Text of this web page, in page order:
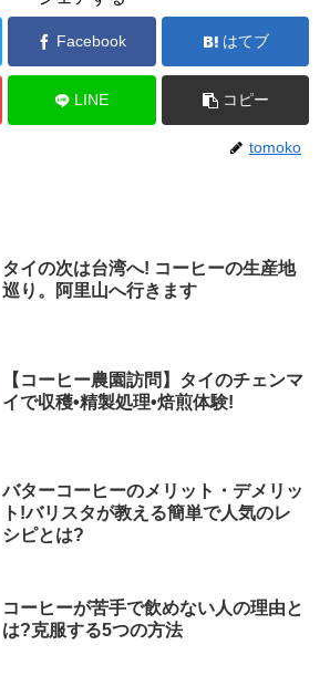
Facebook はてブ
LINE コピー
tomoko
タイの次は台湾へ! コーヒーの生産地
巡り。阿里山へ行きます
【コーヒー農園訪問】タイのチェンマ
イで収穫•精製処理•焙煎体験!
バターコーヒーのメリット・デメリッ
ト!バリスタが教える簡単で人気のレ
シピとは?
コーヒーが苦手で飲めない人の理由と
は?克服する5つの方法